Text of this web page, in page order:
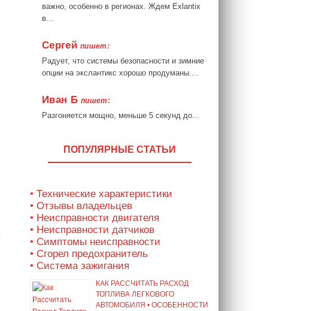
важно, особенно в регионах. Ждем Exlantix
в...
Сергейпишет:
Радует, что системы безопасности и зимние
опции на экслантикс хорошо продуманы....
Иван Бпишет:
Разгоняется мощно, меньше 5 секунд до...
ПОПУЛЯРНЫЕ СТАТЬИ
• Технические характеристики
• Отзывы владельцев
• Неисправности двигателя
• Неисправности датчиков
• Симптомы неисправности
• Сгорел предохранитель
• Система зажигания
КАК РАССЧИТАТЬ РАСХОД
ТОПЛИВА ЛЕГКОВОГО
АВТОМОБИЛЯ • ОСОБЕННОСТИ